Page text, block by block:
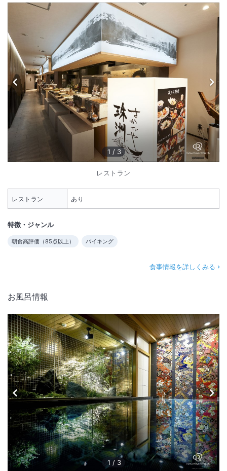
1 / 3
レストラン
レストラン あり
特徴・ジャンル
朝食高評価（85点以上） バイキング
食事情報を詳しくみる
お風呂情報
1 / 3